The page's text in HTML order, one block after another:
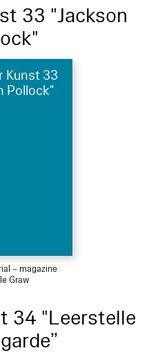
33 "Jackson
Kunst 33
Pollock"
– magazine
Graw
34 "Leerstelle